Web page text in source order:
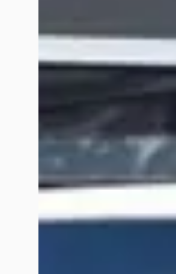
hij had met gevolg na 1 week
Jeroen Smit
Via Marktplaats gezocht naar
Sebastiaan Postema
Super service and lek maar
Veelgestelde vragen over